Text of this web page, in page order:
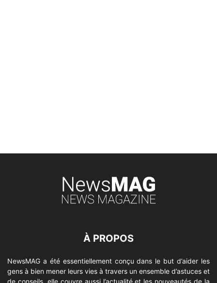
À PROPOS
NewsMAG a été essentiellement conçu dans le but d’aider les
gens à bien mener leurs vies à travers un ensemble d’astuces et
de conseils, elle couvre aussi l’actualité et les nouveautés de la